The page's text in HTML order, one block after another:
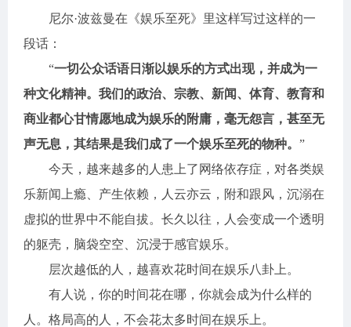
尼尔·波兹曼在《娱乐至死》里这样写过这样的一
段话：
“一切公众话语日渐以娱乐的方式出现，并成为一
种文化精神。我们的政治、宗教、新闻、体育、教育和
商业都心甘情愿地成为娱乐的附庸，毫无怨言，甚至无
声无息，其结果是我们成了一个娱乐至死的物种。 ”
今天，越来越多的人患上了网络依存症，对各类娱
乐新闻上瘾、产生依赖，人云亦云，附和跟风，沉溺在
虚拟的世界中不能自拔。长久以往，人会变成一个透明
的躯壳，脑袋空空、沉浸于感官娱乐。
层次越低的人，越喜欢花时间在娱乐八卦上。
有人说，你的时间花在哪，你就会成为什么样的
人。格局高的人，不会花太多时间在娱乐上。